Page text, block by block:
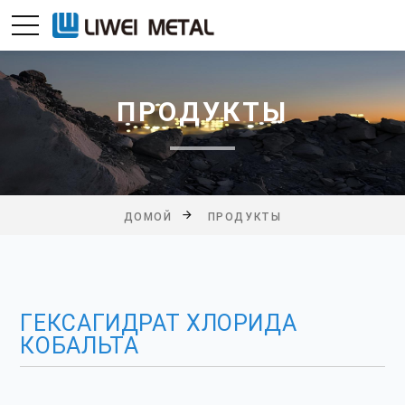
ПРОДУКТЫ
ДОМОЙ ПРОДУКТЫ
ГЕКСАГИДРАТ ХЛОРИДА
КОБАЛЬТА